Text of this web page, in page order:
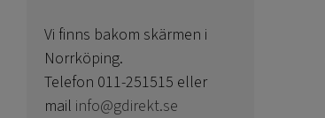
Vi finns bakom skärmen i
Norrköping.
Telefon 011-251515 eller
mail info@gdirekt.se